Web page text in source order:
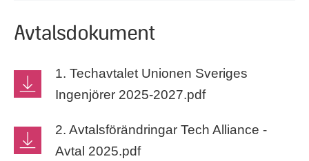
Avtalsdokument
1. Techavtalet Unionen Sveriges
Ingenjörer 2025-2027.pdf
2. Avtalsförändringar Tech Alliance -
Avtal 2025.pdf